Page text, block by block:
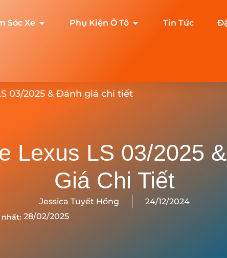
Sóc Xe Phụ Kiện Ô Tô Tin Tức
03/2025 & Đánh giá chi tiết
Lexus LS 03/2025
Giá Chi Tiết
Jessica Tuyết Hồng 24/12/2024
nhất: 28/02/2025